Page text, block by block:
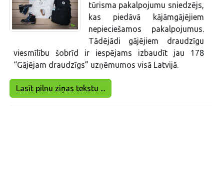
tūrisma pakalpojumu sniedzējs,
kas piedāvā kājāmgājējiem
nepieciešamos pakalpojumus.
Tādējādi gājējiem draudzīgu
viesmīlību šobrīd ir iespējams izbaudīt jau 178
“Gājējam draudzīgs” uzņēmumos visā Latvijā.
Lasīt pilnu ziņas tekstu ...